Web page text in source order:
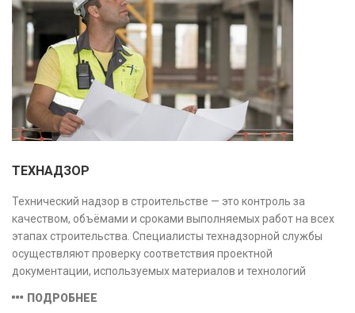
ТЕХНАДЗОР
Технический надзор в строительстве — это контроль за
качеством, объёмами и сроками выполняемых работ на всех
этапах строительства. Специалисты технадзорной службы
осуществляют проверку соответствия проектной
документации, используемых материалов и технологий
безопасность и надёжность объекта.
ПОДРОБНЕЕ